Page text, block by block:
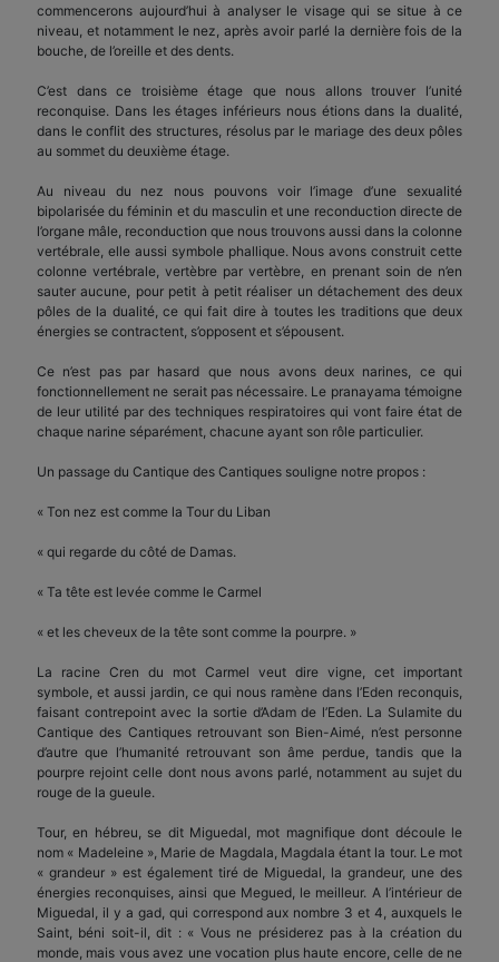
commencerons aujourd’hui à analyser le visage qui se situe à ce
niveau, et notamment le nez, après avoir parlé la dernière fois de la
bouche, de l’oreille et des dents.
C’est dans ce troisième étage que nous allons trouver l’unité
reconquise. Dans les étages inférieurs nous étions dans la dualité,
dans le conflit des structures, résolus par le mariage des deux pôles
au sommet du deuxième étage.
Au niveau du nez nous pouvons voir l’image d’une sexualité
bipolarisée du féminin et du masculin et une reconduction directe de
l’organe mâle, reconduction que nous trouvons aussi dans la colonne
vertébrale, elle aussi symbole phallique. Nous avons construit cette
colonne vertébrale, vertèbre par vertèbre, en prenant soin de n’en
sauter aucune, pour petit à petit réaliser un détachement des deux
pôles de la dualité, ce qui fait dire à toutes les traditions que deux
énergies se contractent, s’opposent et s’épousent.
Ce n’est pas par hasard que nous avons deux narines, ce qui
fonctionnellement ne serait pas nécessaire. Le pranayama témoigne
de leur utilité par des techniques respiratoires qui vont faire état de
chaque narine séparément, chacune ayant son rôle particulier.
Un passage du Cantique des Cantiques souligne notre propos :
« Ton nez est comme la Tour du Liban
« qui regarde du côté de Damas.
« Ta tête est levée comme le Carmel
« et les cheveux de la tête sont comme la pourpre. »
La racine Cren du mot Carmel veut dire vigne, cet important
symbole, et aussi jardin, ce qui nous ramène dans l’Eden reconquis,
faisant contrepoint avec la sortie d’Adam de l’Eden. La Sulamite du
Cantique des Cantiques retrouvant son Bien-Aimé, n’est personne
d’autre que l’humanité retrouvant son âme perdue, tandis que la
pourpre rejoint celle dont nous avons parlé, notamment au sujet du
rouge de la gueule.
Tour, en hébreu, se dit Miguedal, mot magnifique dont découle le
nom « Madeleine », Marie de Magdala, Magdala étant la tour. Le mot
« grandeur » est également tiré de Miguedal, la grandeur, une des
énergies reconquises, ainsi que Megued, le meilleur. A l’intérieur de
Miguedal, il y a gad, qui correspond aux nombre 3 et 4, auxquels le
Saint, béni soit-il, dit : « Vous ne présiderez pas à la création du
monde, mais vous avez une vocation plus haute encore, celle de ne